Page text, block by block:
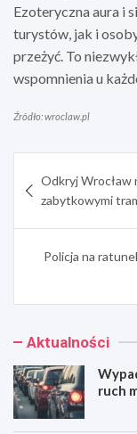
Ezoteryczna aura i
turystów, jak i
przeżyć. To
wspomnienia u
Źródło: wroclaw.pl
wpisu
Odkryj Wrocław
zabytkowymi
Policja na
Aktualności
ruch